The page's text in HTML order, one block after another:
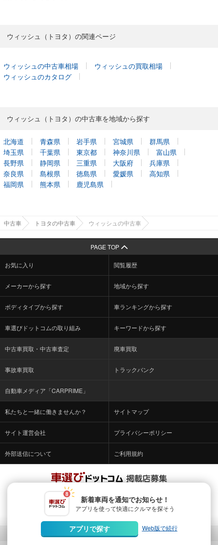
新着車両を通知でお知らせ！
アプリを使って快適にクルマを探そう
アプリで探す Web版で続行
ウィッシュ（トヨタ）の関連ページ
ウィッシュの中古車相場
ウィッシュの買取相場
ウィッシュのカタログ
ウィッシュ（トヨタ）の中古車を地域から探す
北海道 青森県 岩手県 宮城県
群馬県
埼玉県
千葉県 東京都 神奈川県
富山県
長野県
静岡県 三重県 大阪府
兵庫県
奈良県
島根県 徳島県 愛媛県
高知県
福岡県
熊本県 鹿児島県
中古車 トヨタの中古車 ウィッシュの中古車
PAGE TOP
お気に入り 閲覧履歴
メーカーから探す 地域から探す
ボディタイプから探す 車ランキングから探す
車選びドットコムの取り組み キーワードから探す
中古車買取・中古車査定 廃車買取
事故車買取 トラックバンク
自動車メディア「CARPRIME」
私たちと一緒に働きませんか？ サイトマップ
サイト運営会社 プライバシーポリシー
外部送信について ご利用規約
© Fabrica Communications Co., LTD.